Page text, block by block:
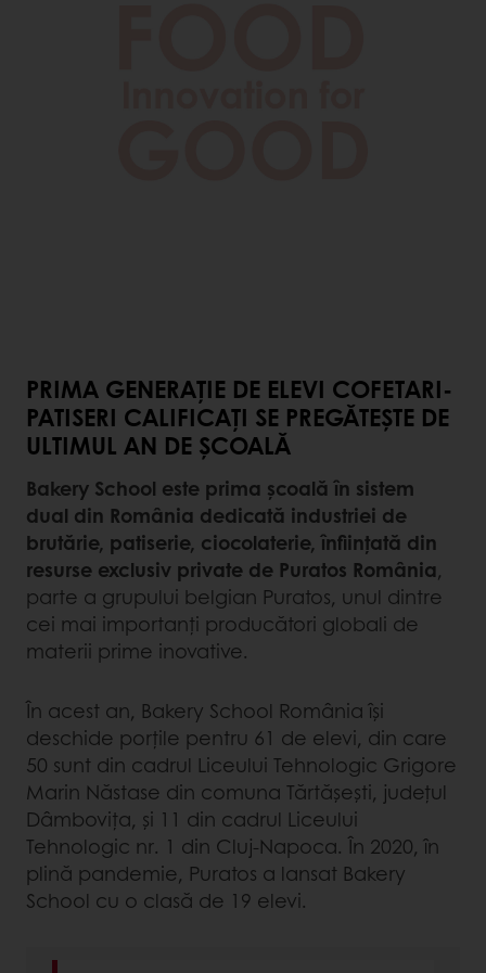
PRIMA GENERAȚIE DE ELEVI COFETARI-
PATISERI CALIFICAȚI SE PREGĂTEȘTE DE
ULTIMUL AN DE ȘCOALĂ
Bakery School este prima școală în sistem
dual din România dedicată industriei de
brutărie, patiserie, ciocolaterie, înființată din
resurse exclusiv private de Puratos România,
parte a grupului belgian Puratos, unul dintre
cei mai importanți producători globali de
materii prime inovative.
În acest an, Bakery School România își
deschide porțile pentru 61 de elevi, din care
50 sunt din cadrul Liceului Tehnologic Grigore
Marin Năstase din comuna Tărtășești, județul
Dâmbovița, și 11 din cadrul Liceului
Tehnologic nr. 1 din Cluj-Napoca. În 2020, în
plină pandemie, Puratos a lansat Bakery
School cu o clasă de 19 elevi.